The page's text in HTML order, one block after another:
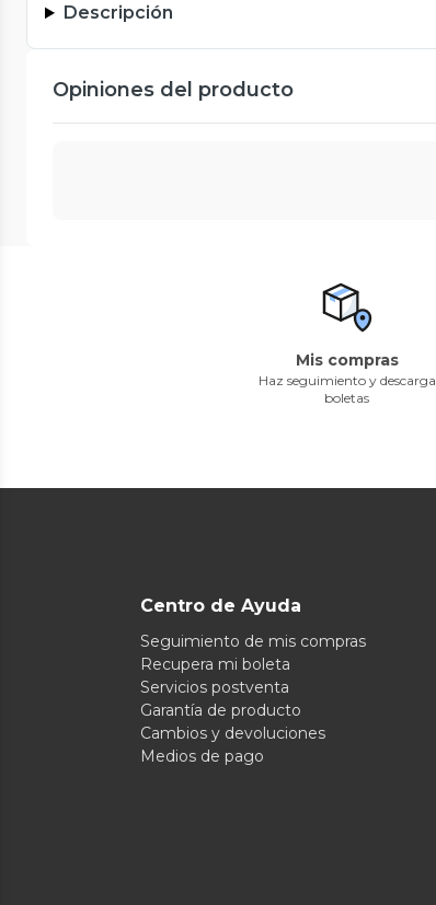
Descripción
Opiniones del producto
Mis compras
Haz seguimiento y descarga
boletas
Centro de Ayuda
Seguimiento de mis compras
Recupera mi boleta
Servicios postventa
Garantía de producto
Cambios y devoluciones
Medios de pago